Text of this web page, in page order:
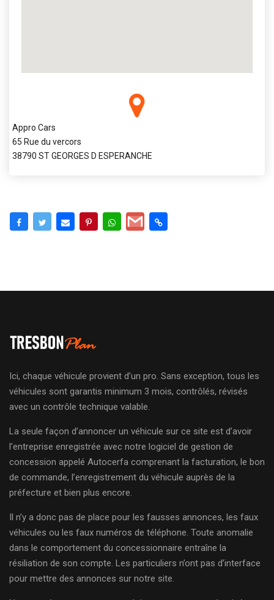
Appro Cars
65 Rue du vercors
38790 ST GEORGES D ESPERANCHE
Ici, chaque véhicule provient d’un pro. Sans exception, tous les
véhicules sont garantis minimum 3 mois, contrôlés, révisés
avec un contrôle technique valable.
La seule façon d’annoncer un véhicule sur ce site est d’avoir
l’entreprise enregistrée avec notre logiciel de gestion de
concession appelé Autocerfa comprenant la facturation, le bon
de commande, l’enregistrement du véhicule auprès de la
préfecture et bien plus encore.
Il n’y a donc pas de place pour les fausses annonces, les faux
véhicules ou les faux numéros de téléphone. Toute anomalie
dans le comportement du concessionnaire entraîne la
résiliation de son compte. Les particuliers n’ont pas d’interface
pour mettre des annonces sur notre site.